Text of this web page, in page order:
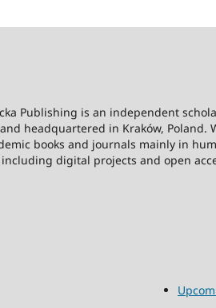
Publishing is an independent
headquartered in Kraków, Poland.
books and journals mainly in
digital projects and open